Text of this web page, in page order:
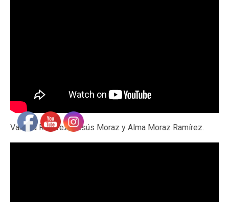
Vanesa Ramírez, Jesús Moraz y Alma Moraz Ramírez.